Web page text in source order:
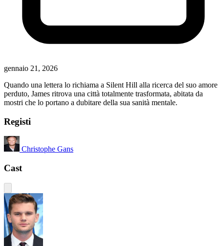
gennaio 21, 2026
Quando una lettera lo richiama a Silent Hill alla ricerca del suo amore
perduto, James ritrova una città totalmente trasformata, abitata da
mostri che lo portano a dubitare della sua sanità mentale.
Registi
Christophe Gans
Cast